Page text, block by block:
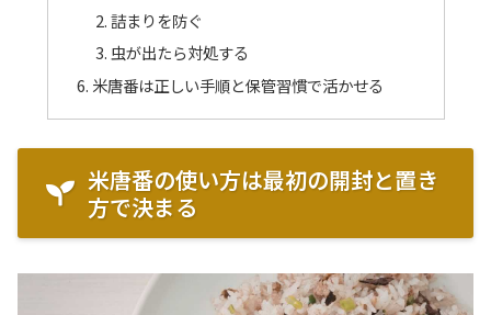
詰まりを防ぐ
虫が出たら対処する
米唐番は正しい手順と保管習慣で活かせる
米唐番の使い方は最初の開封と置き
方で決まる